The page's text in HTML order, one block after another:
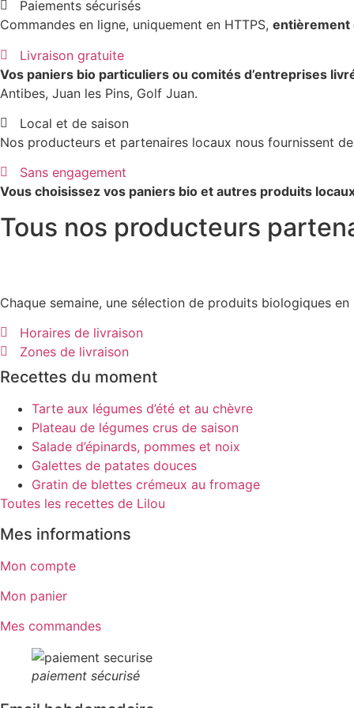
Paiements sécurisés
Commandes en ligne, uniquement en HTTPS, entièrement
Livraison gratuite
Vos paniers bio particuliers ou comités d’entreprises
Antibes, Juan les Pins, Golf Juan.
Local et de saison
Nos producteurs et partenaires locaux nous fournissent
Sans engagement
Vous choisissez vos paniers bio et autres produits
Tous nos producteurs
Chaque semaine, une sélection de produits biologiques
Horaires de livraison
Zones de livraison
Recettes du moment
Tarte aux légumes d’été et au chèvre
Plateau de légumes crus de saison
Salade d’épinards, pommes et noix
Galettes de patates douces
Gratin de blettes crémeux au fromage
Toutes les recettes de Lilou
Mes informations
Mon compte
Mon panier
Mes commandes
paiement sécurisé